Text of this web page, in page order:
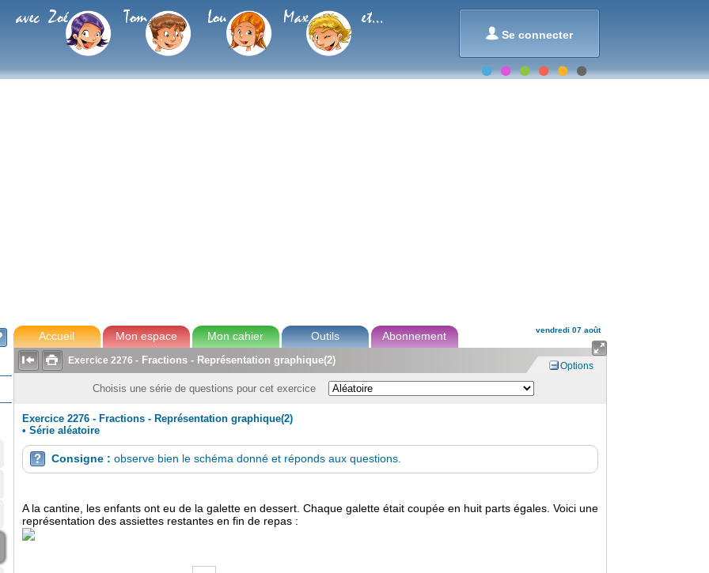
 Se connecter
avec Zoé Tom Lou Max et...
Accueil Mon espace Mon cahier Outils Abonnement vendredi 07 août

  Exercice 2276 - Fractions - Représentation graphique(2) Options
Choisis une série de questions pour cet exercice
Exercice 2276 - Fractions - Représentation graphique(2)
• Série aléatoire
 Consigne : observe bien le schéma donné et réponds aux questions.
A la cantine, les enfants ont eu de la galette en dessert. Chaque galette était coupée en huit parts égales. Voici une
représentation des assiettes restantes en fin de repas :